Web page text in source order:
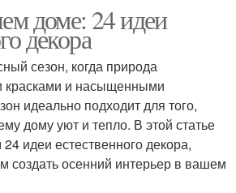
доме: 24 идеи
декора
сезон, когда природа
красками и насыщенными
идеально подходит для того,
дому уют и тепло. В этой статье
идеи естественного декора,
создать осенний интерьер в вашем